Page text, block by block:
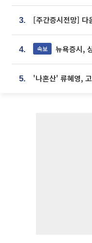
3.
4. 속보 뉴욕증시,
5.